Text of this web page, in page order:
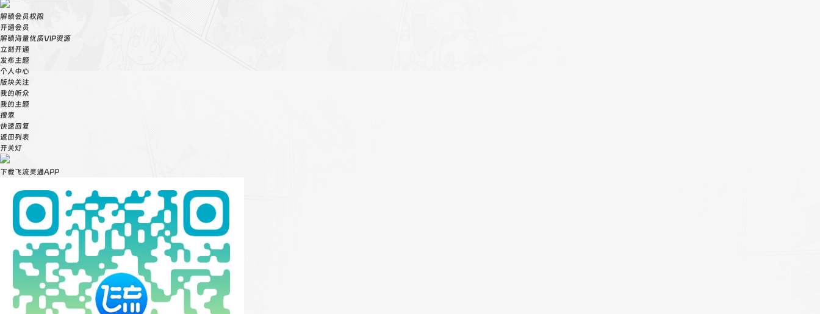
解锁会员权限
开通会员
解锁海量优质VIP资源
立刻开通
发布主题
个人中心
版块关注
我的听众
我的主题
搜索
快速回复
返回列表
开关灯
下载飞流灵通APP